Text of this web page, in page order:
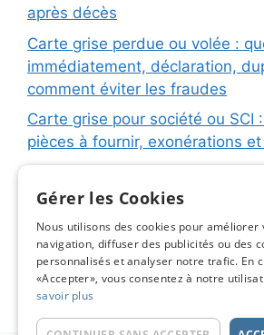
après décès
Carte grise perdue ou volée :
immédiatement, déclaration,
comment éviter les fraudes
Carte grise pour société ou SCI
pièces à fournir, exonérations
immatriculation, fiche
Changement de titulaire carte
détaillées, coûts réels et
pièges
Gérer les Cookies
Nous utilisons des cookies pour améliorer
navigation, diffuser des publicités ou des
personnalisés et analyser notre trafic. En
«Accepter», vous consentez à notre
savoir plus